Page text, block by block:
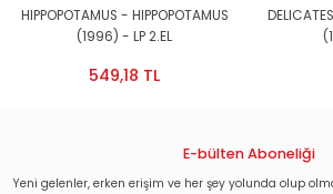
HIPPOPOTAMUS - HIPPOPOTAMUS
(1996) - LP 2.EL
549,18 TL
E-bülten Aboneliği
Yeni gelenler, erken erişim ve her şey yolunda olup